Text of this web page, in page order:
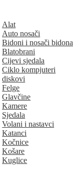
Alat
Auto nosači
Bidoni i nosači bidona
Blatobrani
Cijevi sjedala
Ciklo kompjuteri
diskovi
Felge
Glavčine
Kamere
Sjedala
Volani i nastavci
Katanci
Kočnice
Košare
Kuglice